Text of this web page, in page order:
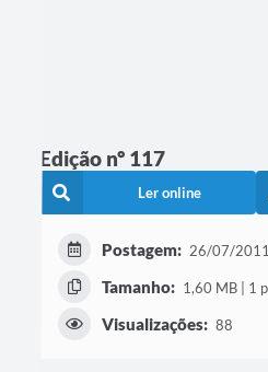
Edição nº 117
Ler online
Postagem: 26/07/2011
Tamanho: 1,60 MB | 1
Visualizações: 88